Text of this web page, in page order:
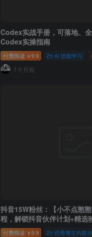
Ai夫妻搞笑对话，动画短视频五分钟做一条
Codex实战手册，可落地、
Codex实操指南
付费阅读 ￥9.9 AI 技能学习
1个月前
抖音15W粉丝：【小不点憨
程，解锁抖音伙伴计划+精选
1k+
付费阅读 ￥9.9 优秀博主内容